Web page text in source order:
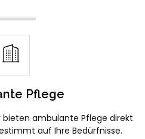
Pflege
bieten ambulante Pflege direkt
auf Ihre Bedürfnisse.